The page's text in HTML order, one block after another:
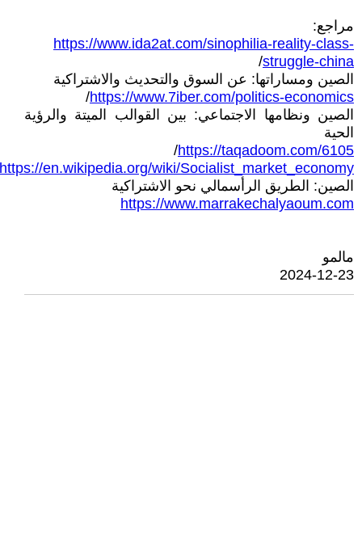
مراجع:
https://www.ida2at.com/sinophilia-reality-class-
struggle-china
/
الصين ومساراتها: عن السوق والتحديث والاشتراكية
https://www.7iber.com/politics-economics
/
الصين ونظامها الاجتماعي: بين القوالب الميتة والرؤية
الحية
https://taqadoom.com/6105
/
https://en.wikipedia.org/wiki/Socialist_market_economy
الصين: الطريق الرأسمالي نحو الاشتراكية
https://www.marrakechalyaoum.com
مالمو
2024-12-23